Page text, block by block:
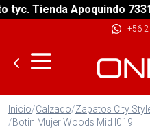
Tienda Apoquindo 7331.
+56
Inicio/Calzado/Zapatos City
/Botin Mujer Woods Mid I019